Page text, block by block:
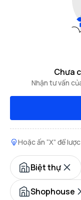
Chưa
Nhận tư vấn
Hoặc ấn “X” để
Biệt thự
Shophouse